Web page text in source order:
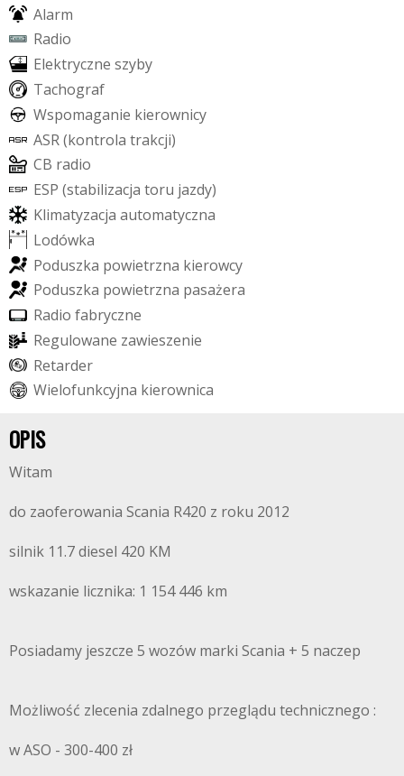
Alarm
Radio
Elektryczne szyby
Tachograf
Wspomaganie kierownicy
ASR(kontrola trakcji)
CB radio
ESP (stabilizacja toru jazdy)
Klimatyzacja automatyczna
Lodówka
Poduszka powietrzna kierowcy
Poduszka powietrzna pasażera
Radio fabryczne
Regulowane zawieszenie
Retarder
Wielofunkcyjna kierownica
OPIS
Witam
do zaoferowania Scania R420 z roku 2012
silnik 11.7 diesel 420 KM
wskazanie licznika: 1 154 446 km
Posiadamy jeszcze 5 wozów marki Scania + 5 naczep
Możliwość zlecenia zdalnego przeglądu technicznego :
w ASO - 300-400 zł